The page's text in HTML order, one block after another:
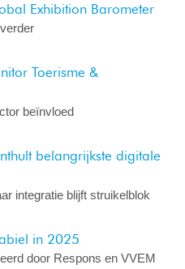
Exhibition Barometer
Toerisme &
beïnvloed
belangrijkste digitale
integratie blijft struikelblok
in 2025
door Respons en VVEM